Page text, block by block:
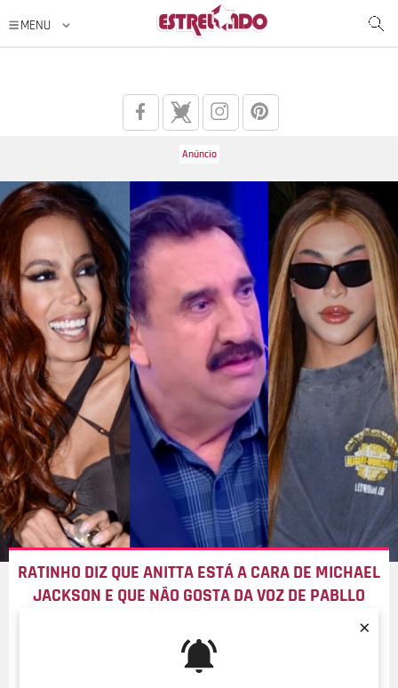
×
RATINHO DIZ QUE ANITTA ESTÁ A CARA DE MICHAEL
JACKSON E QUE NÃO GOSTA DA VOZ DE PABLLO
07/Ago/